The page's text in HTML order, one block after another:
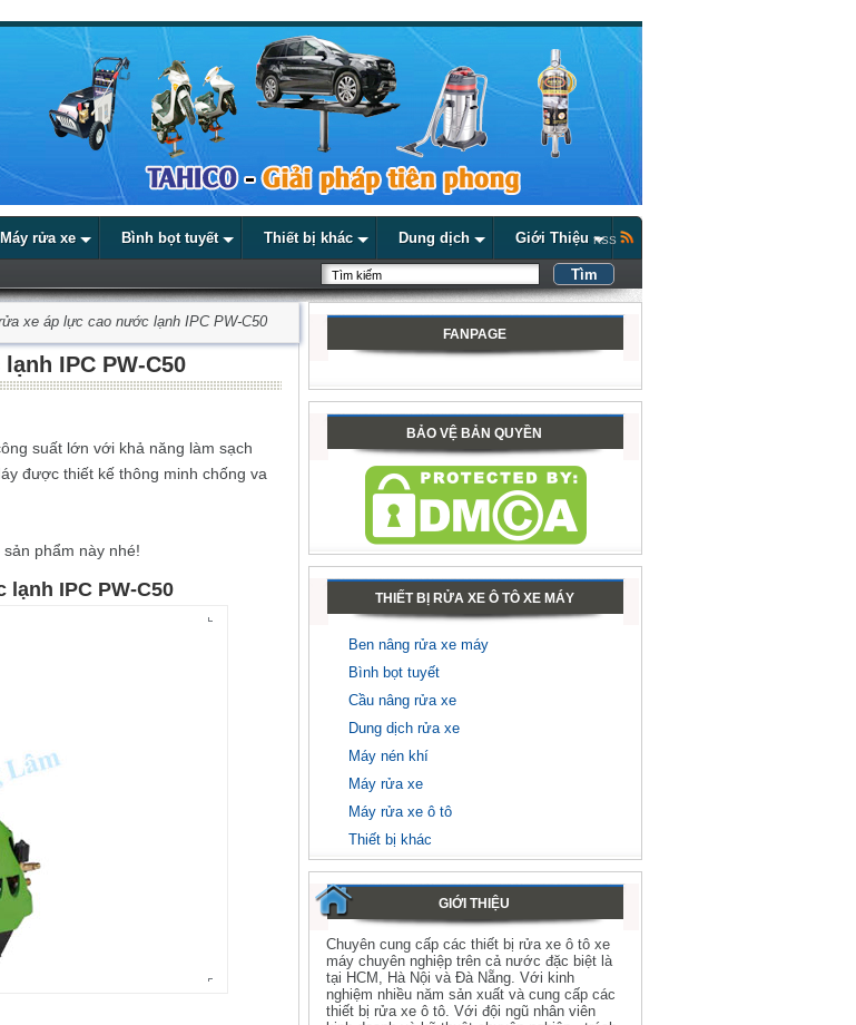
Máy rửa xe Bình bọt tuyết Thiết bị khác Dung dịch Giới Thiệu RSS
xe áp lực cao nước lạnh IPC PW-C50
IPC PW-C50
suất lớn với khả năng làm sạch
được thiết kế thông minh chống va
phẩm này nhé!
IPC PW-C50
FANPAGE
BẢO VỆ BẢN QUYỀN
THIẾT BỊ RỬA XE Ô TÔ XE MÁY
Ben nâng rửa xe máy
Bình bọt tuyết
Cầu nâng rửa xe
Dung dịch rửa xe
Máy nén khí
Máy rửa xe
Máy rửa xe ô tô
Thiết bị khác
GIỚI THIỆU
Chuyên cung cấp các thiết bị rửa xe ô tô xe
máy chuyên nghiệp trên cả nước đặc biệt là
tại HCM, Hà Nội và Đà Nẵng. Với kinh
nghiệm nhiều năm sản xuất và cung cấp các
thiết bị rửa xe ô tô. Với đội ngũ nhân viên